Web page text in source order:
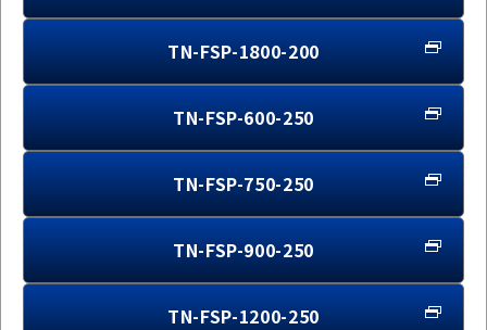
TN-FSP-1800-200
TN-FSP-600-250
TN-FSP-750-250
TN-FSP-900-250
TN-FSP-1200-250